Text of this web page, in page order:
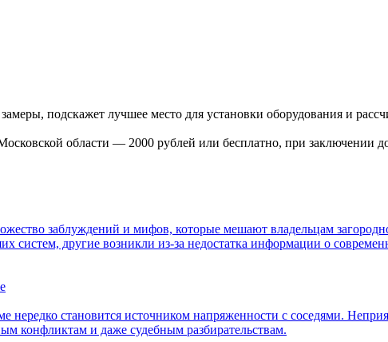
подскажет лучшее место для установки оборудования и
области — 2000 рублей или бесплатно, при заключении
заблуждений и мифов, которые мешают владельцам
систем, другие возникли из-за недостатка информации о
нередко становится источником напряженности с соседями.
конфликтам и даже судебным разбирательствам.